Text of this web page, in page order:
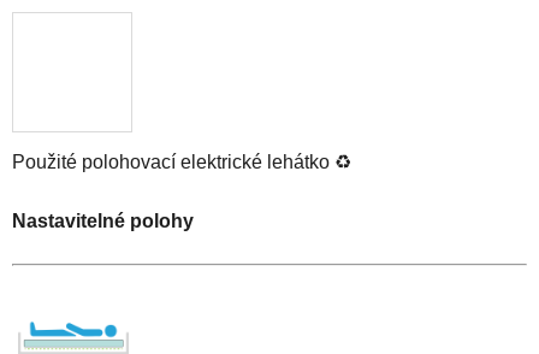
Použité polohovací elektrické lehátko ♻️
Nastavitelné polohy